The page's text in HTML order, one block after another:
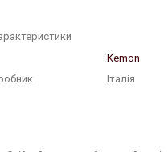
Kemon
Італія